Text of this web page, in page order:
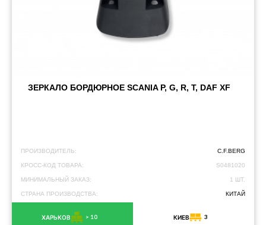
ЗЕРКАЛО БОРДЮРНОЕ SCANIA P, G, R, T, DAF XF
ПРОИЗВОДИТЕЛЬ: C.F.BERG
КРОСС-КОД ТОВАРА: S0481020
МИНИМАЛЬНЫЙ ЗАКАЗ: 1 ШТ.
СТРАНА ПРОИЗВОДСТВА: КИТАЙ
ХАРЬКОВ > 10 КИЕВ 3